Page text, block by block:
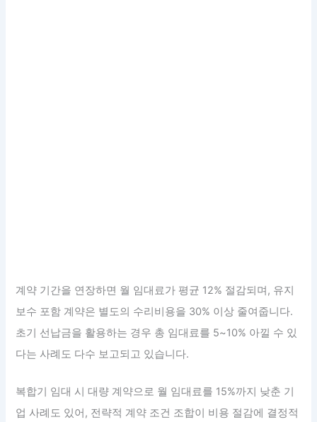
계약 기간을 연장하면 월 임대료가 평균 12% 절감되며, 유지
보수 포함 계약은 별도의 수리비용을 30% 이상 줄여줍니다.
초기 선납금을 활용하는 경우 총 임대료를 5~10% 아낄 수 있
다는 사례도 다수 보고되고 있습니다.
복합기 임대 시 대량 계약으로 월 임대료를 15%까지 낮춘 기
업 사례도 있어, 전략적 계약 조건 조합이 비용 절감에 결정적